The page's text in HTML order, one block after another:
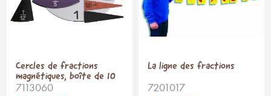
Cercles de fractions
magnétiques, boîte de 10
7113060
La ligne des fractions
7201017